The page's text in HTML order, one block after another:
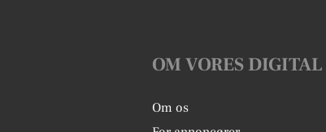
OM VORES DIGITAL
Om os